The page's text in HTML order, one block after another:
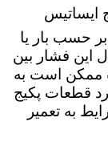
ایساتیس
حسب بار یا
این فشار بین
ممکن است به
قطعات پکیج
به تعمیر